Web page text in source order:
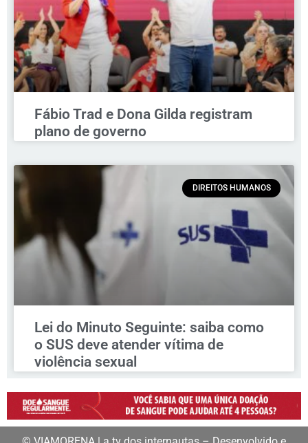
Fábio Trad e Dona Gilda registram
plano de governo
DIREITOS HUMANOS
Lei do Minuto Seguinte: saiba como
o SUS deve atender vítima de
violência sexual